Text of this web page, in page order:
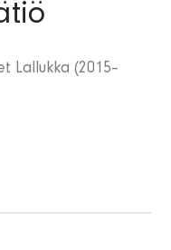
Lallukka (2015–